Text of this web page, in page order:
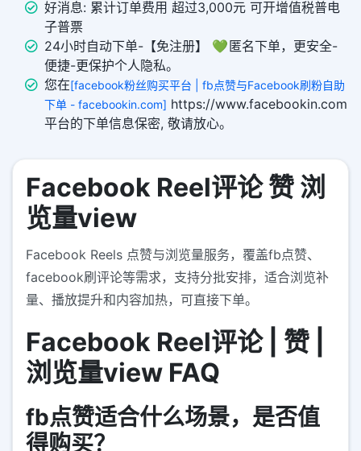
好消息: 累计订单费用 超过3,000元 可开增值税普电
子普票
24小时自动下单-【免注册】 💚 匿名下单，更安全-
便捷-更保护个人隐私。
您在[facebook粉丝购买平台 | fb点赞与Facebook刷粉自助
下单 - facebookin.com] https://www.facebookin.com
平台的下单信息保密, 敬请放心。
Facebook Reel评论 赞 浏
览量view
Facebook Reels 点赞与浏览量服务，覆盖fb点赞、
facebook刷评论等需求，支持分批安排，适合浏览补
量、播放提升和内容加热，可直接下单。
Facebook Reel评论 | 赞 |
浏览量view FAQ
fb点赞适合什么场景，是否值
得购买？